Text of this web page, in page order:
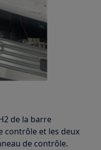
de la barre
contrôle et les deux
de contrôle.